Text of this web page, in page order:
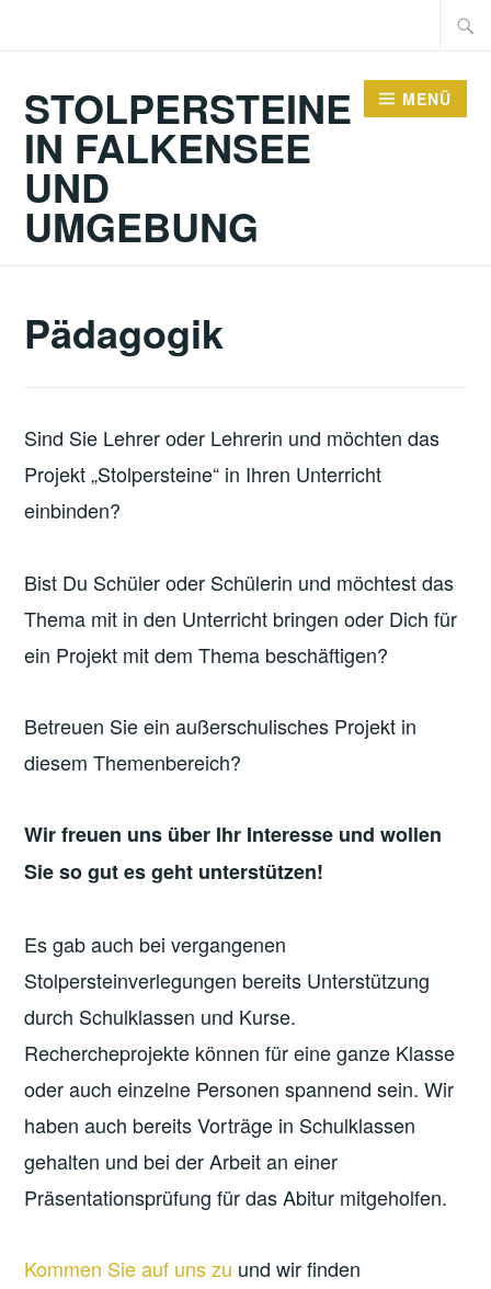
Suche
STOLPERSTEINE
IN FALKENSEE
UND
UMGEBUNG
MENÜ
Pädagogik
Sind Sie Lehrer oder Lehrerin und möchten das
Projekt „Stolpersteine“ in Ihren Unterricht
einbinden?
Bist Du Schüler oder Schülerin und möchtest das
Thema mit in den Unterricht bringen oder Dich für
ein Projekt mit dem Thema beschäftigen?
Betreuen Sie ein außerschulisches Projekt in
diesem Themenbereich?
Wir freuen uns über Ihr Interesse und wollen
Sie so gut es geht unterstützen!
Es gab auch bei vergangenen
Stolpersteinverlegungen bereits Unterstützung
durch Schulklassen und Kurse.
Rechercheprojekte können für eine ganze Klasse
oder auch einzelne Personen spannend sein. Wir
haben auch bereits Vorträge in Schulklassen
gehalten und bei der Arbeit an einer
Präsentationsprüfung für das Abitur mitgeholfen.
Kommen Sie auf uns zu und wir finden